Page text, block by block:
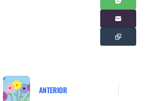
ANTERIOR